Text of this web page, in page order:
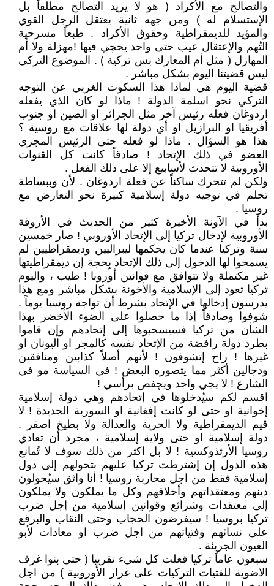
والتصالح مع الأكراد ( هو لا يريد التصالح مطلقاً بل
الإستسلام له ) ومن جهه ثانية يعتقل الرجل القوي
والمؤيد للديمقراطية وحقوق الأكراد . طبعاً مسرحية
التُهم والإعتقال عيب حتى واحد يحچي فيها !مهزلة ولا أم
المهازل ( مثل أم المعارك بس تركية ) . الموضوع التركي
ليس قضيتنا اليوم بشكل مباشر .
قضية اليوم هي لماذا هذا السكوت الغربي عن التوجه
التركي نحو اسلمة الدولة ! ماذا لو كان الذي يفعله
اردوغان فعله رئيس آخر مثل الجزائر او الصين او جنوب
أفريقيا او البرازيل او أي دولة لها علاقات مع روسية ؟
هذا هو السؤال . ماذا لو فعله حتى الرئيس المجري
العضو في ذلك الإتحاد ! صادقاً كانت كل القنوات
الأوروبية لا تتحدث لأسابيع إلا على ذلك الفعل .
ولكن لم تتحرك ساكناً عن فعلة اردوغان . لأن وببساطة
تحلم في توجيه دولة إسلامية كبيرة نحو التعارض مع
روسيا .
بدأ في الآونة الأخيرة كثير من الحديث في الأروقة
الأوروبية لإدخال تركيا إلى الإتحاد الأوروبي ! صار خمسين
سنة وتركيا عندما كان يحكمها ليبراليين وديمقراطيين لم
يسمحوا لها الدخول إلى ذلك الإتحاد بِحجة إن ديمقراطيتها
غير مكتملة ولا تتوافق مع قوانين أوروبا ! طيب ، واليوم
تركيا تعود إلى الإسلامية والأخونة بشكل مباشر ومع هذا
يدرسون إدخالها في الإتحاد بشرط أن تواجه روسيا يوماً .
شوفوا وصادقاً إذا ما حصلوا على الضوء الأخضر بهذا
الشأن من تركيا فسيسحبوها إلى إتحادهم وإن قاموا
بطرد دولة رافضة من الإتحاد نفسه كالمجر او اليونان او
غيرها ! راح إتشوفون ! لأنهم أصلاً كذابين ومنافقين
ودجالين أكثر مما يتصوره البعض ! في السياسة مو في
الشارع ! لا يجي واحد ويچفص برأسي !
اقسم لكم سيُدخلوها في إتحادهم وهي دولة إسلامية
إخوانية او حتى لو كانت إفغانية او السورية الجديدة ! لا
قيم الديمقراطية ولا الحرية والعدالة ولا بطيخ اصفر .
دولة إسلامية او حتى ولاية إسلامية ، مجرد أن تعادي
روسيا الأرثذوكسية ! لا بل اكثر من ذلك سوف لا تُمانع
هذه الدول إن إشترطت تركيا عليهم بتحولهم إلى دول
إسلامية فقط من اجل محاربة روسيا ! أنا واثق سيُحولون
دينهم ومعتقداتهم وأخلاقهم وكل ما يملكون ولا يملكون
إلى معتقدات وشرائع وقوانين إسلامية من إجل ضرب
تركيا بروسيا ! سيفرضون الحجاب وحتى النقاب والبرقع
على نسائهم وفتياتهم من اجل ضرب او معادات لأبو
العيون الجريئة .
سبعون عاماً تركيا فعلت كل شيء تقريبا ( حتى بنوا غرف
الاضوية للفتيات التركيات على غرار الأوروبية ) من اجل